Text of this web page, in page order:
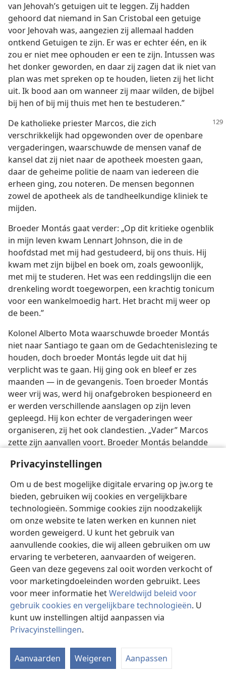
Privacyinstellingen
Om u de best mogelijke digitale ervaring op jw.org te
bieden, gebruiken wij cookies en vergelijkbare
technologieën. Sommige cookies zijn noodzakelijk
om onze website te laten werken en kunnen niet
worden geweigerd. U kunt het gebruik van
aanvullende cookies, die wij alleen gebruiken om uw
ervaring te verbeteren, aanvaarden of weigeren.
Geen van deze gegevens zal ooit worden verkocht of
voor marketingdoeleinden worden gebruikt. Lees
voor meer informatie hetWereldwijd beleid voor
gebruik cookies en vergelijkbare technologieën. U
kunt uw instellingen altijd aanpassen via
Privacyinstellingen.
Aanvaarden Weigeren Aanpassen
van Jehovah’s getuigen uit te leggen. Zij hadden
gehoord dat niemand in San Cristobal een getuige
voor Jehovah was, aangezien zij allemaal hadden
ontkend Getuigen te zijn. Er was er echter één, en ik
zou er niet mee ophouden er een te zijn. Intussen was
het donker geworden, en daar zij zagen dat ik niet van
plan was met spreken op te houden, lieten zij het licht
uit. Ik bood aan om wanneer zij maar wilden, de bijbel
bij hen of bij mij thuis met hen te bestuderen.”
De katholieke priester Marcos, die zich
verschrikkelijk had opgewonden over de openbare
vergaderingen, waarschuwde de mensen vanaf de
kansel dat zij niet naar de apotheek moesten gaan,
daar de geheime politie de naam van iedereen die
erheen ging, zou noteren. De mensen begonnen
zowel de apotheek als de tandheelkundige kliniek te
mijden.
Broeder Montás gaat verder: „Op dit kritieke ogenblik
in mijn leven kwam Lennart Johnson, die in de
hoofdstad met mij had gestudeerd, bij ons thuis. Hij
kwam met zijn bijbel en boek om, zoals gewoonlijk,
met mij te studeren. Het was een reddingslijn die een
drenkeling wordt toegeworpen, een krachtig tonicum
voor een wankelmoedig hart. Het bracht mij weer op
de been.”
Kolonel Alberto Mota waarschuwde broeder Montás
niet naar Santiago te gaan om de Gedachtenislezing te
houden, doch broeder Montás legde uit dat hij
verplicht was te gaan. Hij ging ook en bleef er zes
maanden — in de gevangenis. Toen broeder Montás
weer vrij was, werd hij onafgebroken bespioneerd en
er werden verschillende aanslagen op zijn leven
gepleegd. Hij kon echter de vergaderingen weer
organiseren, zij het ook clandestien. „Vader” Marcos
zette zijn aanvallen voort. Broeder Montás belandde
omdat men hem ervan beschuldigde op de straten van
San Cristobal te hebben gepredikt. Hij vertelt ons: „Ik
vocht als een leeuw om mijn geloof te verdedigen en ik
denk er nog altijd met vreugde aan terug. Enkelen
zeiden later dat het voor het hof van appel had
geleken alsof ik de rechter was en de vijf rechters de
verdachten waren. Ik waarschuwde de rechters
voorzichtig te zijn omdat ik werd veroordeeld wegens
het feit dat ik een getuige van Jehovah was en dat
Jehovah had gezegd dat wie een van zijn getuigen
aanraakt, zijn oogappel aanraakt. Niet lang daarna
stierf de president van de rechtbank aan kanker.”
Opnieuw vervolgd, hield broeder Montás zich negen
dagen tussen het plafond en het tinnen dak van zijn
nabij. Het huis werd rondom bewaakt. Hij bad zonder
ophouden tot Jehovah. Het begon te stortregenen. Hij